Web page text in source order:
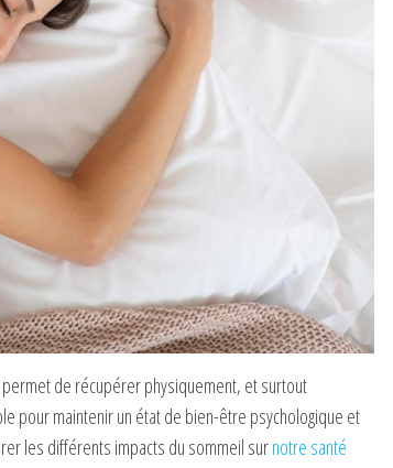
de récupérer physiquement, et surtout
pour maintenir un état de bien-être psychologique et
les différents impacts du sommeil surnotre santé